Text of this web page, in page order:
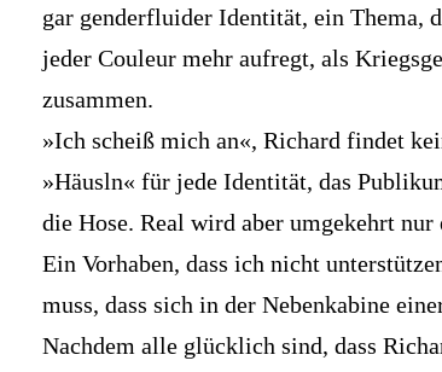
gar genderfluider Identität, ein Thema,
jeder Couleur mehr aufregt, als
zusammen.
»Ich scheiß mich an«, Richard findet
»Häusln« für jede Identität, das
die Hose. Real wird aber umgekehrt
Ein Vorhaben, dass ich nicht
muss, dass sich in der Nebenkabine
Nachdem alle glücklich sind, dass